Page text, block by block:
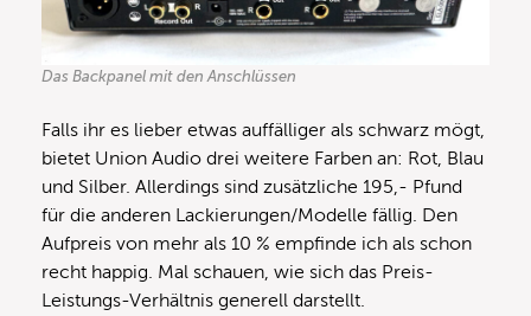
Das Backpanel mit den Anschlüssen
Falls ihr es lieber etwas auffälliger als schwarz mögt,
bietet Union Audio drei weitere Farben an: Rot, Blau
und Silber. Allerdings sind zusätzliche 195,- Pfund
für die anderen Lackierungen/Modelle fällig. Den
Aufpreis von mehr als 10 % empfinde ich als schon
recht happig. Mal schauen, wie sich das Preis-
Leistungs-Verhältnis generell darstellt.